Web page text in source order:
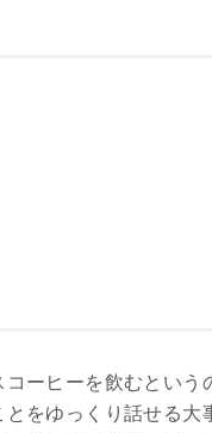
ーヒーを飲むという
をゆっくり話せる大